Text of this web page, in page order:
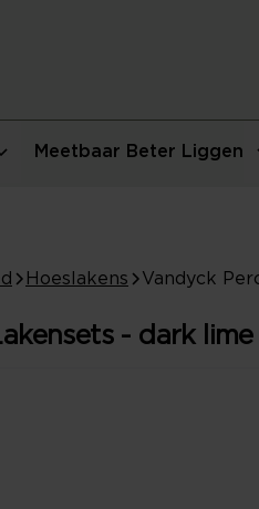
Meetbaar Beter Liggen
Hoeslakens
- dark